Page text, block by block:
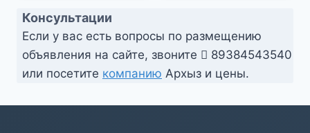
Консультации
Если у вас есть вопросы по размещению
объявления на сайте, звоните
89384543540
или посетите компанию Архыз и цены.